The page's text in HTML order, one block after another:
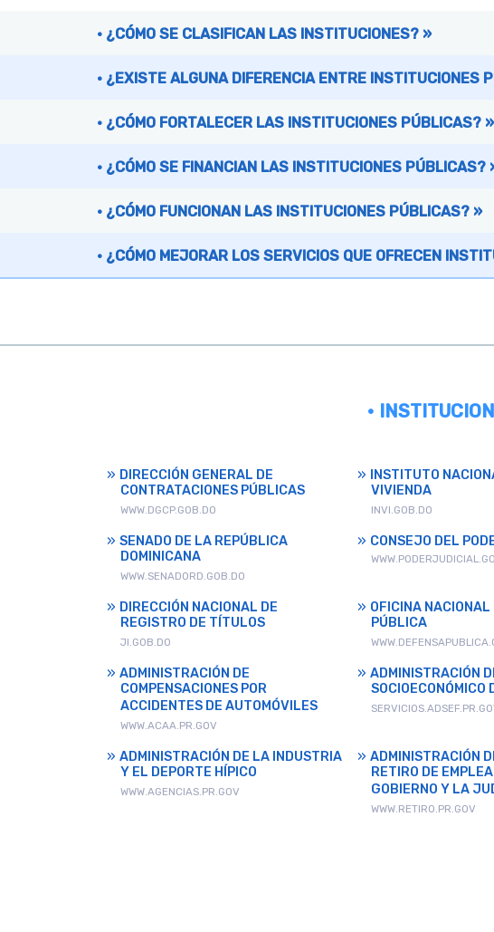
¿CÓMO SE CLASIFICAN LAS INSTITUCIONES? »
¿EXISTE ALGUNA DIFERENCIA ENTRE INSTITUCIONES
¿CÓMO FORTALECER LAS INSTITUCIONES PÚBLICAS? »
¿CÓMO SE FINANCIAN LAS INSTITUCIONES PÚBLICAS?
¿CÓMO FUNCIONAN LAS INSTITUCIONES PÚBLICAS? »
¿CÓMO MEJORAR LOS SERVICIOS QUE OFRECEN
•
DIRECCIÓN GENERAL DE
CONTRATACIONES PÚBLICAS
WWW.DGCP.GOB.DO
INSTITUTO
VIVIENDA
INVI.GOB.DO
SENADO DE LA REPÚBLICA
DOMINICANA
WWW.SENADORD.GOB.DO
CONSEJO DEL
DIRECCIÓN NACIONAL DE
REGISTRO DE TÍTULOS
JI.GOB.DO
OFICINA NACIONAL
PÚBLICA
ADMINISTRACIÓN DE
COMPENSACIONES POR
ACCIDENTES DE AUTOMÓVILES
WWW.ACAA.PR.GOV
ADMINISTRACIÓN
SOCIOECONÓMICO
ADMINISTRACIÓN DE LA INDUSTRIA
Y EL DEPORTE HÍPICO
WWW.AGENCIAS.PR.GOV
ADMINISTRACIÓN
RETIRO DE
GOBIERNO Y LA
WWW.RETIRO.PR.GOV